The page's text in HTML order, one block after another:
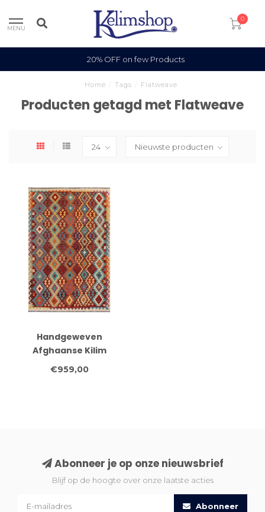
MENU
0
20% OFF on few Products
Home Tags Flatweave
Producten getagd met Flatweave
Handgeweven
Afghaanse Kilim
Vloerkleed – 300x200
€959,00
Abonneer je op onze nieuwsbrief
Blijf op de hoogte over onze laatste acties
Abonneer